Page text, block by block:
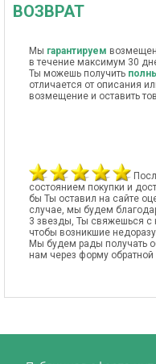
ВОЗВРАТ
Мы гарантируем
в течение максимум 30
Ты можешь получить
отличается от описания
возмещение и оставить
состоянием покупки и
бы Ты оставил на сайте
случае, мы будем
3 звезды, Ты свяжешься
чтобы возникшие
Мы будем рады получать
нам через форму